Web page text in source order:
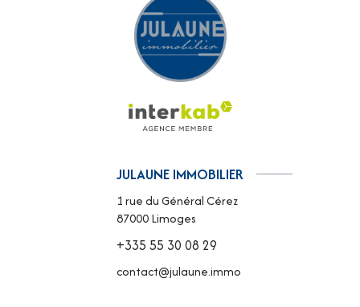
JULAUNE IMMOBILIER
1 rue du Général Cérez
87000Limoges
+335 55 30 08 29
contact@julaune.immo